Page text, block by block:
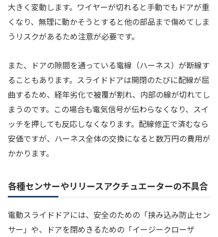
大きく変動します。ワイヤーが切れると手動でもドアが重
くなり、無理に動かそうとすると他の部品まで傷めてしま
うリスクがあるため注意が必要です。
また、ドアの隙間を通っている電線（ハーネス）が断線す
ることもあります。スライドドアは開閉のたびに配線が屈
曲するため、経年劣化で被覆が割れ、内部の線が切れてし
まうのです。この場合も電気信号が伝わらなくなり、スイ
ッチを押しても反応しなくなります。配線修正で済むなら
安価ですが、ハーネス全体の交換になると数万円の費用が
かかります。
各種センサーやリリースアクチュエーターの不具合
電動スライドドアには、安全のための「挟み込み防止セン
サー」や、ドアを閉めきるための「イージークローザ